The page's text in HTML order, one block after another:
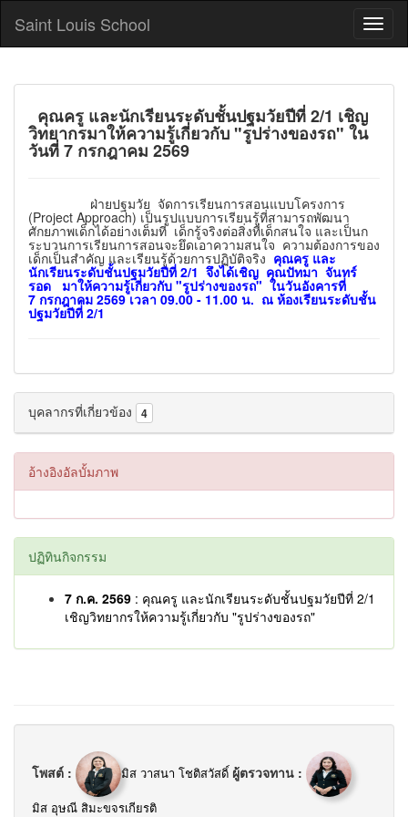
Saint Louis School
คุณครู และนักเรียนระดับชั้นปฐมวัยปีที่ 2/1 เชิญ
วิทยากรมาให้ความรู้เกี่ยวกับ "รูปร่างของรถ" ใน
วันที่ 7 กรกฎาคม 2569
ฝ่ายปฐมวัย จัดการเรียนการสอนแบบโครงการ
(Project Approach) เป็นรูปแบบการเรียนรู้ที่สามารถพัฒนา
ศักยภาพเด็กได้อย่างเต็มที่ เด็กรู้จริงต่อสิ่งที่เด็กสนใจ และเป็นก
ระบวนการเรียนการสอนจะยึดเอาความสนใจ ความต้องการของ
เด็กเป็นสำคัญ และเรียนรู้ด้วยการปฏิบัติจริง คุณครู และ
นักเรียนระดับชั้นปฐมวัยปีที่ 2/1 จึงได้เชิญ คุณปัทมา จันทร์
รอด มาให้ความรู้เกี่ยวกับ "รูปร่างของรถ" ในวันอังคารที่
7 กรกฎาคม 2569 เวลา 09.00 - 11.00 น. ณ ห้องเรียนระดับชั้น
ปฐมวัยปีที่่ 2/1
บุคลากรที่เกี่ยวข้อง 4
อ้างอิงอัลบั้มภาพ
ปฏิทินกิจกรรม
7 ก.ค. 2569 : คุณครู และนักเรียนระดับชั้นปฐมวัยปีที่ 2/1
เชิญวิทยากรให้ความรู้เกี่ยวกับ "รูปร่างของรถ"
โพสต์ : มิส วาสนา โชติสวัสดิ์ ผู้ตรวจทาน :
มิส อุษณี สิมะขจรเกียรติ